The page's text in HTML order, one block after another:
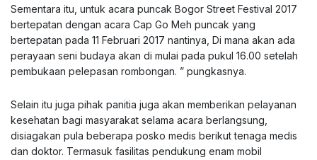
Sementara itu, untuk acara puncak Bogor Street Festival 2017
bertepatan dengan acara Cap Go Meh puncak yang
bertepatan pada 11 Februari 2017 nantinya, Di mana akan ada
perayaan seni budaya akan di mulai pada pukul 16.00 setelah
pembukaan pelepasan rombongan. ” pungkasnya.
Selain itu juga pihak panitia juga akan memberikan pelayanan
kesehatan bagi masyarakat selama acara berlangsung,
disiagakan pula beberapa posko medis berikut tenaga medis
dan doktor. Termasuk fasilitas pendukung enam mobil